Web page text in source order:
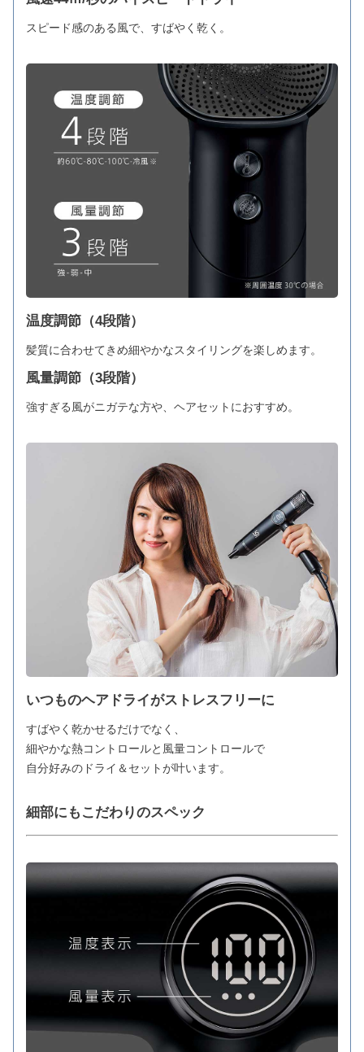
スピード感のある風で、すばやく乾く。
温度調節（4段階）
髪質に合わせてきめ細やかなスタイリングを楽しめます。
風量調節（3段階）
強すぎる風がニガテな方や、ヘアセットにおすすめ。
いつものヘアドライがストレスフリーに
すばやく乾かせるだけでなく、
細やかな熱コントロールと風量コントロールで
自分好みのドライ＆セットが叶います。
細部にもこだわりのスペック